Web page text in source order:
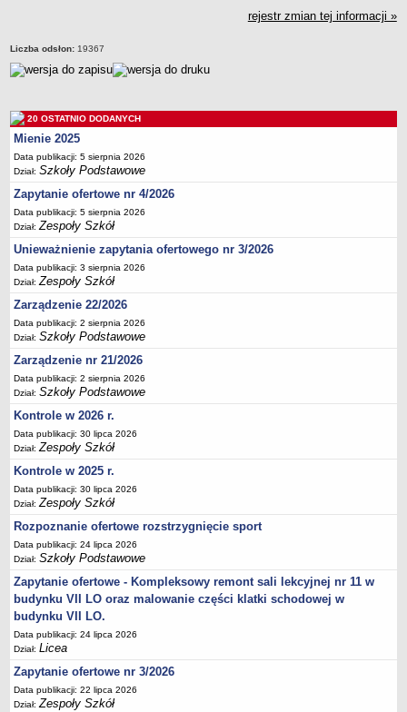
Sprawozdania
Deklaracja dostępności
Zespół Poradni
BIURO FINANSÓW OŚWIATY
Dane podstawowe
Statut
Majątek
Godziny dyżurów
Ogłoszenia
Zarządzenia
Rejestry, ewidencje, archiwa
Kontrole
PONOWNE WYKORZYSTYWANIE
Sprawozdania
Deklaracja dostępności
DEKLARACJA DOSTĘPNOŚCI
OŚWIADCZENIA MAJĄTKOWE
PONOWNE WYKORZYSTYWANIE
UDOSTĘPNIANIE INFORMACJI PUBLICZNEJ
OCHRONA DANYCH OSOBOWYCH
rejestr zmian tej informacji »
Liczba odsłon: 19367
20 OSTATNIO DODANYCH
Mienie 2025
Data publikacji: 5 sierpnia 2026
Dział:Szkoły Podstawowe
Zapytanie ofertowe nr 4/2026
Data publikacji: 5 sierpnia 2026
Dział:Zespoły Szkół
Unieważnienie zapytania ofertowego nr 3/2026
Data publikacji: 3 sierpnia 2026
Dział:Zespoły Szkół
Zarządzenie 22/2026
Data publikacji: 2 sierpnia 2026
Dział:Szkoły Podstawowe
Zarządzenie nr 21/2026
Data publikacji: 2 sierpnia 2026
Dział:Szkoły Podstawowe
Kontrole w 2026 r.
Data publikacji: 30 lipca 2026
Dział:Zespoły Szkół
Kontrole w 2025 r.
Data publikacji: 30 lipca 2026
Dział:Zespoły Szkół
Rozpoznanie ofertowe rozstrzygnięcie sport
Data publikacji: 24 lipca 2026
Dział:Szkoły Podstawowe
Zapytanie ofertowe - Kompleksowy remont sali lekcyjnej nr 11 w
budynku VII LO oraz malowanie części klatki schodowej w
budynku VII LO.
Data publikacji: 24 lipca 2026
Dział:Licea
Zapytanie ofertowe nr 3/2026
Data publikacji: 22 lipca 2026
Dział:Zespoły Szkół